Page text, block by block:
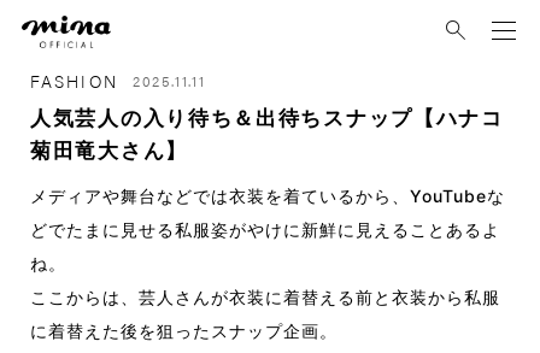
FASHION 2025.11.11
人気芸人の入り待ち＆出待ちスナップ【ハナコ
菊田竜大さん】
メディアや舞台などでは衣装を着ているから、YouTubeな
どでたまに見せる私服姿がやけに新鮮に見えることあるよ
ね。
ここからは、芸人さんが衣装に着替える前と衣装から私服
に着替えた後を狙ったスナップ企画。